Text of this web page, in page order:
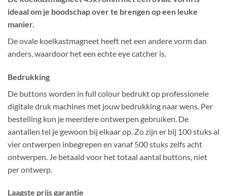
ideaal om je boodschap over te brengen op een leuke
manier.
De ovale koelkastmagneet heeft net een andere vorm dan
anders, waardoor het een echte eye catcher is.
Bedrukking
De buttons worden in full colour bedrukt op professionele
digitale druk machines met jouw bedrukking naar wens. Per
bestelling kun je meerdere ontwerpen gebruiken. De
aantallen tel je gewoon bij elkaar op. Zo zijn er bij 100 stuks al
vier ontwerpen inbegrepen en vanaf 500 stuks zelfs acht
ontwerpen. Je betaald voor het totaal aantal buttons, niet
per ontwerp.
Laagste prijs garantie